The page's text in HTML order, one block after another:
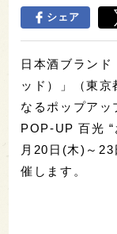
シェア
日本酒ブラン
ッド）」（東京
なるポップア
POP-UP 百光
月20日(木)～
催します。